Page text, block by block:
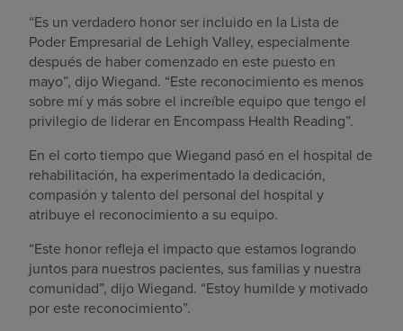
“Es un verdadero honor ser incluido en la Lista de
Poder Empresarial de Lehigh Valley, especialmente
después de haber comenzado en este puesto en
mayo”, dijo Wiegand. “Este reconocimiento es menos
sobre mí y más sobre el increíble equipo que tengo el
privilegio de liderar en Encompass Health Reading”.
En el corto tiempo que Wiegand pasó en el hospital de
rehabilitación, ha experimentado la dedicación,
compasión y talento del personal del hospital y
atribuye el reconocimiento a su equipo.
“Este honor refleja el impacto que estamos logrando
juntos para nuestros pacientes, sus familias y nuestra
comunidad”, dijo Wiegand. “Estoy humilde y motivado
por este reconocimiento”.